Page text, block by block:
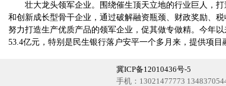
壮大龙头领军企业。围绕催生顶天立地的行业巨人，打
和创新成长型骨干企业，通过破解融资瓶颈、财政奖励、
努力打造生产优质产品的领军企业，促其做专做精。今年
53.4亿元，特别是民生银行落户安平一个多月来，提供项目
冀ICP备12010436号-5
手机：13021477773